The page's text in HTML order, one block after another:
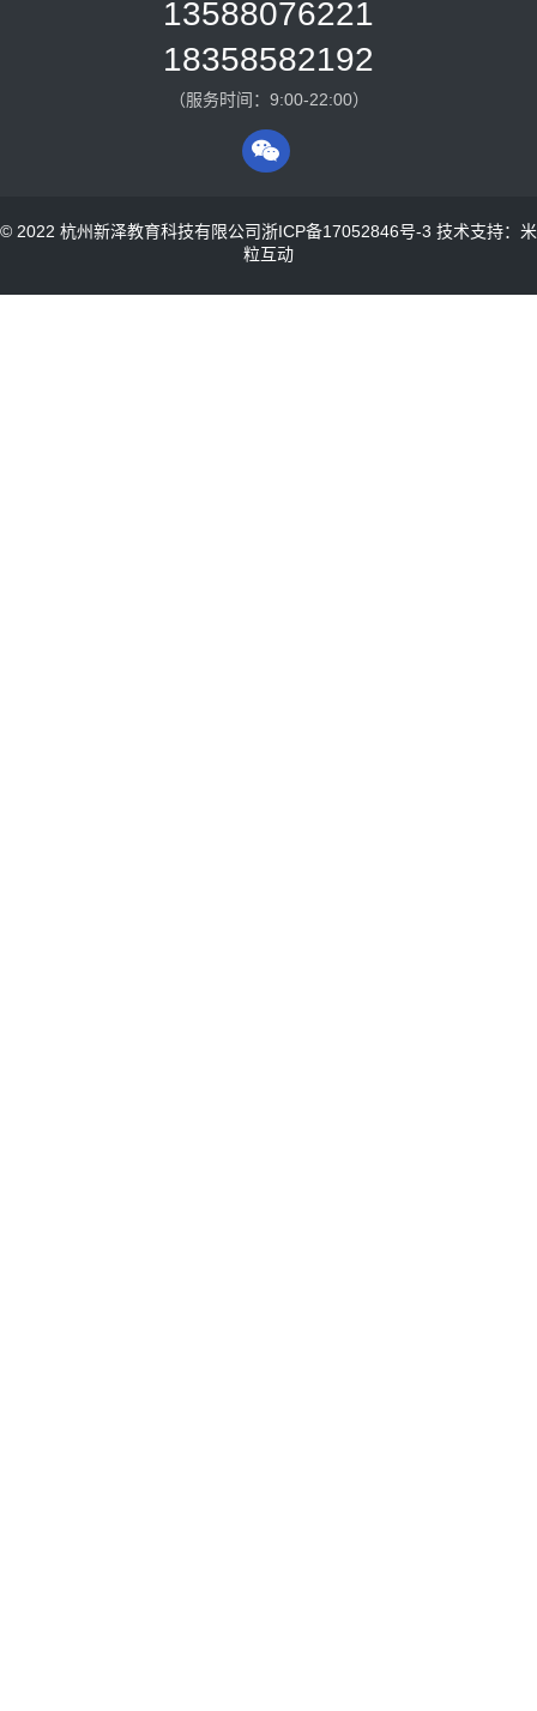
13588076221
18358582192
（服务时间：9:00-22:00）
© 2022 杭州新泽教育科技有限公司浙ICP备17052846号-3 技术支持：米
粒互动